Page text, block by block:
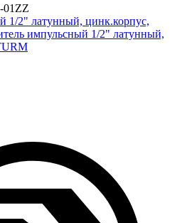
01ZZ
1/2" латунный, цинк.корпус,
импульсный 1/2" латунный,